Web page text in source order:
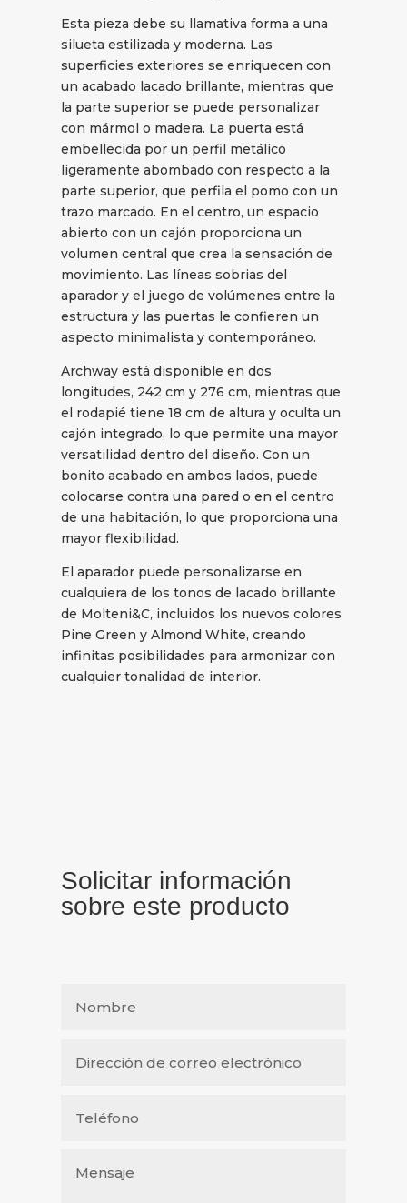
Esta pieza debe su llamativa forma a una
silueta estilizada y moderna. Las
superficies exteriores se enriquecen con
un acabado lacado brillante, mientras que
la parte superior se puede personalizar
con mármol o madera. La puerta está
embellecida por un perfil metálico
ligeramente abombado con respecto a la
parte superior, que perfila el pomo con un
trazo marcado. En el centro, un espacio
abierto con un cajón proporciona un
volumen central que crea la sensación de
movimiento. Las líneas sobrias del
aparador y el juego de volúmenes entre la
estructura y las puertas le confieren un
aspecto minimalista y contemporáneo.
Archway está disponible en dos
longitudes, 242 cm y 276 cm, mientras que
el rodapié tiene 18 cm de altura y oculta un
cajón integrado, lo que permite una mayor
versatilidad dentro del diseño. Con un
bonito acabado en ambos lados, puede
colocarse contra una pared o en el centro
de una habitación, lo que proporciona una
mayor flexibilidad.
El aparador puede personalizarse en
cualquiera de los tonos de lacado brillante
de Molteni&C, incluidos los nuevos colores
Pine Green y Almond White, creando
infinitas posibilidades para armonizar con
cualquier tonalidad de interior.
Solicitar información
sobre este producto